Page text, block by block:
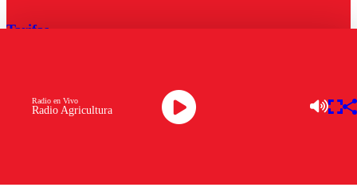
Radio Agricultura
Radio en Vivo
Tarifas
Descarga la APP